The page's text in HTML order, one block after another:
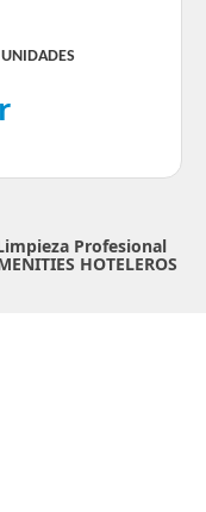
Profesional
HOTELEROS